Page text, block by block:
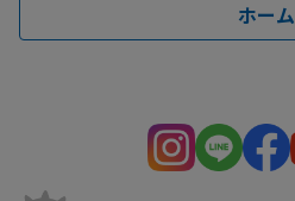
ホーム